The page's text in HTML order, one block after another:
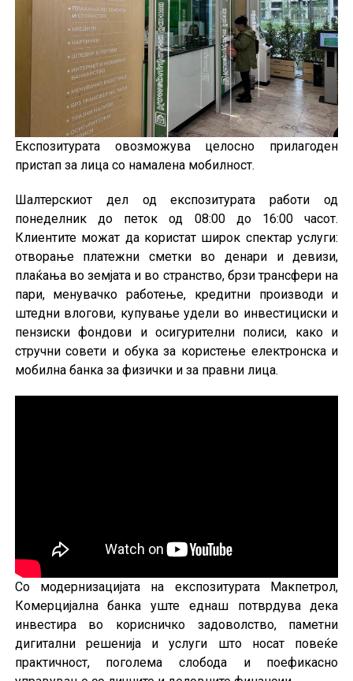
Експозитурата овозможува целосно прилагоден
пристап за лица со намалена мобилност.
Шалтерскиот дел од експозитурата работи од
понеделник до петок од 08:00 до 16:00 часот.
Клиентите можат да користат широк спектар услуги:
отворање платежни сметки во денари и девизи,
плаќања во земјата и во странство, брзи трансфери на
пари, менувачко работење, кредитни производи и
штедни влогови, купување удели во инвестициски и
пензиски фондови и осигурителни полиси, како и
стручни совети и обука за користење електронска и
мобилна банка за физички и за правни лица.
Со модернизацијата на експозитурата Макпетрол,
Комерцијална банка уште еднаш потврдува дека
инвестира во корисничко задоволство, паметни
дигитални решенија и услуги што носат повеќе
практичност, поголема слобода и поефикасно